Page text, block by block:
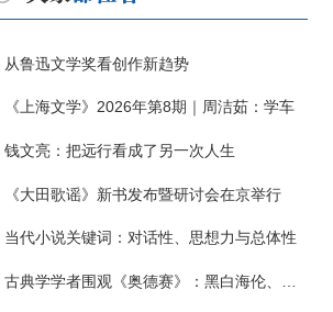
从鲁迅文学奖看创作新趋势
《上海文学》2026年第8期｜周洁茹：学车
钱文亮：把远行看成了另一次人生
《大田歌谣》新书发布暨研讨会在京举行
当代小说关键词：对话性、思想力与总体性
古典学学者围观《奥德赛》：黑白海伦、佩涅罗佩的别针与神秘入侵者